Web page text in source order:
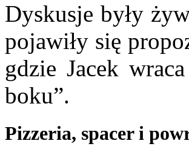
Dyskusje były
pojawiły się
gdzie Jacek
boku”.
Pizzeria, spacer i